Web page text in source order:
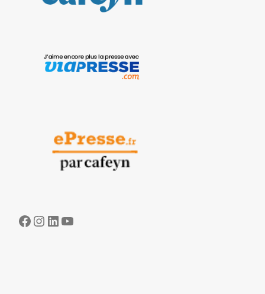
Facebook
Instagram
LinkedIn
YouTube